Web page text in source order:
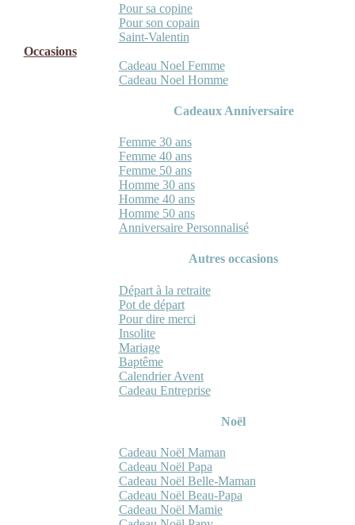
Pour sa copine
Pour son copain
Saint-Valentin
Occasions
Cadeau Noel Femme
Cadeau Noel Homme
Cadeaux Anniversaire
Femme 30 ans
Femme 40 ans
Femme 50 ans
Homme 30 ans
Homme 40 ans
Homme 50 ans
Anniversaire Personnalisé
Autres occasions
Départ à la retraite
Pot de départ
Pour dire merci
Insolite
Mariage
Baptême
Calendrier Avent
Cadeau Entreprise
Noël
Cadeau Noël Maman
Cadeau Noël Papa
Cadeau Noël Belle-Maman
Cadeau Noël Beau-Papa
Cadeau Noël Mamie